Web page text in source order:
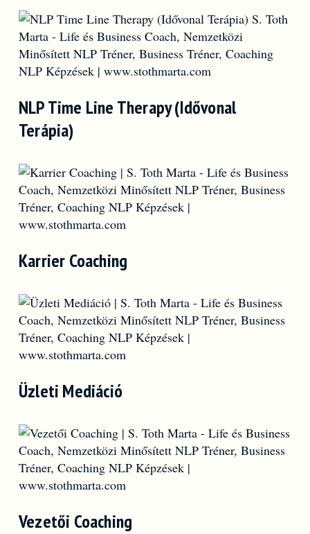
NLP Time Line Therapy (Idővonal
Terápia)
Karrier Coaching
Üzleti Mediáció
Vezetői Coaching